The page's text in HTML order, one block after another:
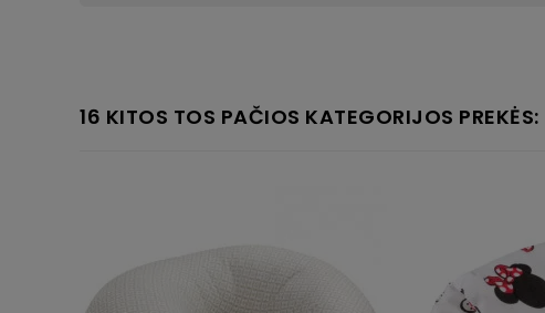
16 KITOS TOS PAČIOS KATEGORIJOS PREKĖS: